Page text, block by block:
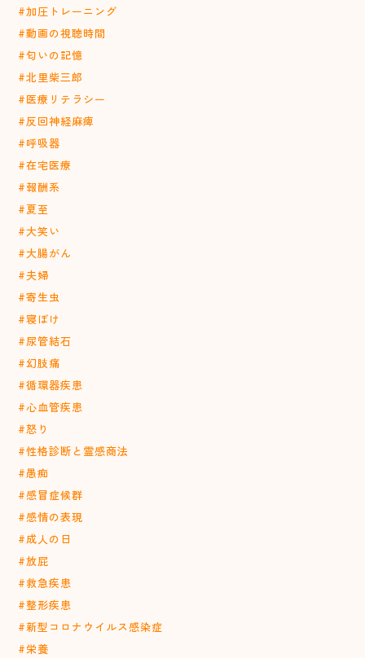
#加圧トレーニング
#動画の視聴時間
#匂いの記憶
#北里柴三郎
#医療リテラシー
#反回神経麻痺
#呼吸器
#在宅医療
#報酬系
#夏至
#大笑い
#大腸がん
#夫婦
#寄生虫
#寝ぼけ
#尿管結石
#幻肢痛
#循環器疾患
#心血管疾患
#怒り
#性格診断と霊感商法
#愚痴
#感冒症候群
#感情の表現
#成人の日
#放屁
#救急疾患
#整形疾患
#新型コロナウイルス感染症
#栄養